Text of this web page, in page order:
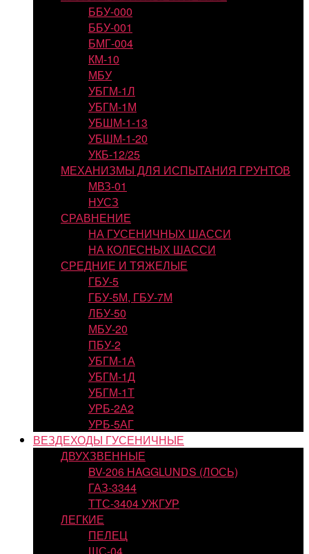
ББУ-000
ББУ-001
БМГ-004
КМ-10
МБУ
УБГМ-1Л
УБГМ-1М
УБШМ-1-13
УБШМ-1-20
УКБ-12/25
МЕХАНИЗМЫ ДЛЯ ИСПЫТАНИЯ ГРУНТОВ
МВЗ-01
НУСЗ
СРАВНЕНИЕ
НА ГУСЕНИЧНЫХ ШАССИ
НА КОЛЕСНЫХ ШАССИ
СРЕДНИЕ И ТЯЖЕЛЫЕ
ГБУ-5
ГБУ-5М, ГБУ-7М
ЛБУ-50
МБУ-20
ПБУ-2
УБГМ-1А
УБГМ-1Д
УБГМ-1Т
УРБ-2А2
УРБ-5АГ
ВЕЗДЕХОДЫ ГУСЕНИЧНЫЕ
ДВУХЗВЕННЫЕ
BV-206 HAGGLUNDS (ЛОСЬ)
ГАЗ-3344
ТТС-3404 УЖГУР
ЛЕГКИЕ
ПЕЛЕЦ